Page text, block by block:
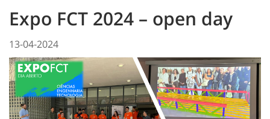
Expo FCT 2024 – open day
13-04-2024